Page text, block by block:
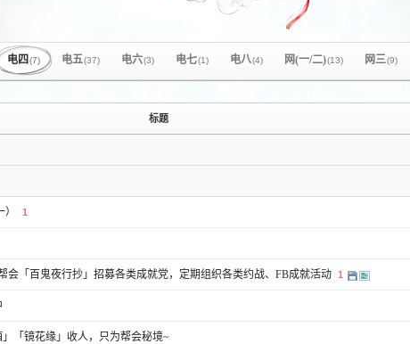
电四 (7) 电五(37) 电六(3) 电七(1) 电八(4) 网(一/二)(13) 网三(9)
标题
） 1
会「百鬼夜行抄」招募各类成就党，定期组织各类约战、FB成就活动 1
「镜花缘」收人，只为帮会秘境~